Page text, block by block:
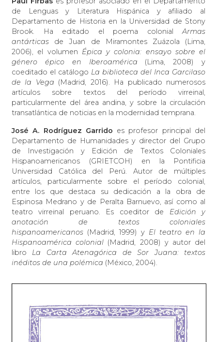
de Lenguas y Literatura Hispánica y afiliado al
Departamento de Historia en la Universidad de Stony
Brook. Ha editado el poema colonialArmas
antárticas de Juan de Miramontes Zuázola (Lima,
2006), el volumen Épica y colonia: ensayo sobre el
género épico en Iberoamérica (Lima, 2008) y
coeditado el catálogo La biblioteca del Inca Garcilaso
de la Vega (Madrid, 2016). Ha publicado numerosos
artículos sobre textos del período virreinal,
particularmente del área andina, y sobre la circulación
transatlántica de noticias en la modernidad temprana.
José A. Rodríguez Garrido es profesor principal del
Departamento de Humanidades y director del Grupo
de Investigación y Edición de Textos Coloniales
Hispanoamericanos (GRIETCOH) en la Pontificia
Universidad Católica del Perú. Autor de múltiples
artículos, particularmente sobre el período colonial,
entre los que destaca su dedicación a la obra de
Espinosa Medrano y de Peralta Barnuevo, así como al
teatro virreinal peruano. Es coeditor de Edición y
anotación de textos coloniales
hispanoamericanos (Madrid, 1999) y El teatro en la
Hispanoamérica colonial (Madrid, 2008) y autor del
libro La Carta Atenagórica de Sor Juana: textos
inéditos de una polémica (México, 2004).